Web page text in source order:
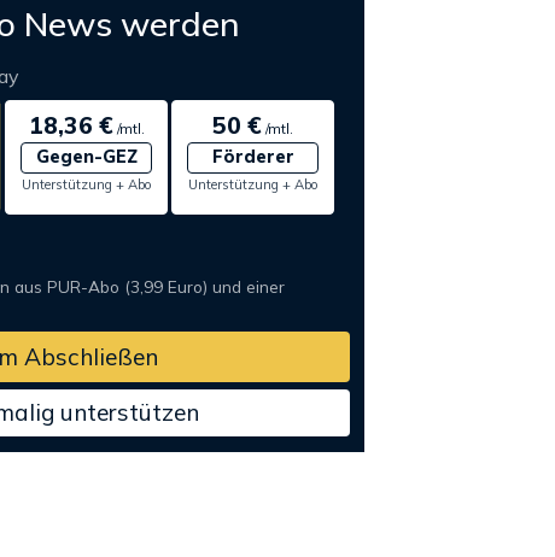
News werden
18,36 €/mtl.
Gegen-GEZ
Unterstützung + Abo
50 € /mtl.
Förderer
Unterstützung + Abo
aus PUR-Abo (3,99 Euro) und einer
Abschließen
unterstützen